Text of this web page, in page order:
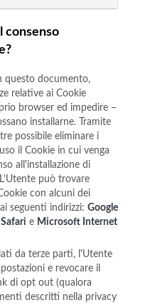
consenso
questo documento,
relative ai Cookie
browser ed impedire –
installarne. Tramite
possibile eliminare i
il Cookie in cui venga
all'installazione di
può trovare
con alcuni dei
seguenti indirizzi: Google
e Microsoft Internet
da terze parti, l'Utente
e revocare il
di opt out (qualora
descritti nella privacy